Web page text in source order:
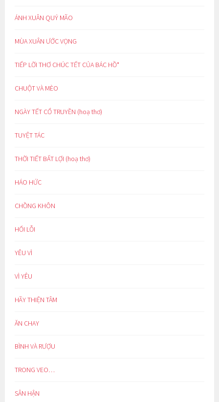
ÁNH XUÂN QUÝ MÃO
MÙA XUÂN ƯỚC VỌNG
TIẾP LỜI THƠ CHÚC TẾT CỦA BÁC HỒ*
CHUỘT VÀ MÈO
NGÀY TẾT CỔ TRUYỀN (hoạ thơ)
TUYỆT TÁC
THỜI TIẾT BẤT LỢI (hoạ thơ)
HÁO HỨC
CHỒNG KHÔN
HỐI LỖI
YÊU VÌ
VÌ YÊU
HÃY THIỆN TÂM
ĂN CHAY
BÌNH VÀ RƯỢU
TRONG VEO…
SÂN HẬN